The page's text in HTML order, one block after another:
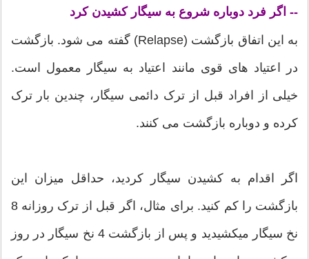
-- اگر فرد دوباره شروع به سیگار کشیدن کرد
به این اتفاق بازگشت (Relapse) گفته می‏‏ شود. بازگشت
در اعتیاد های قوی مانند اعتیاد به سیگار معمول است.
خیلی از افراد قبل از ترک دائمی ‏‏سیگار، چندین بار ترک
کرده و دوباره بازگشت می‏‏ کنند.
اگر اقدام به کشیدن سیگار کردید، حداقل میزان این
بازگشت را کم کنید. برای مثال، اگر قبل از ترک روزانه 8
نخ سیگار می‏‏کشیدید و پس از بازگشت 4 نخ سیگار در روز